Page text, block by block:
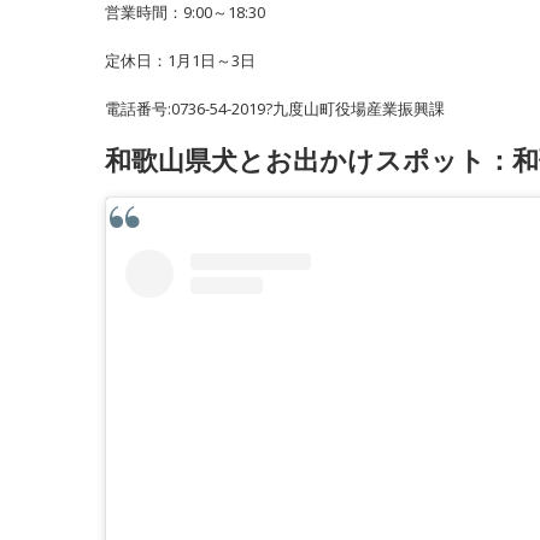
営業時間：9:00～18:30
定休日：1月1日～3日
電話番号:0736-54-2019?九度山町役場産業振興課
和歌山県犬とお出かけスポット：